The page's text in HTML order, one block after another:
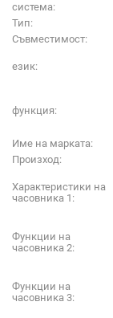
система:
Тип:
Съвместимост:
език:
функция:
Име на марката:
Произход:
Характеристики на
часовника 1:
Функции на
часовника 2:
Функции на
часовника 3: